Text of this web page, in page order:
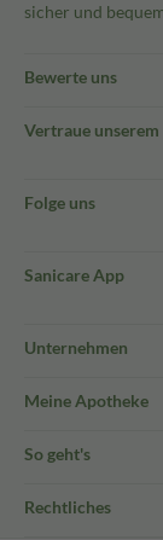
sicher und
Bewerte uns
Vertraue
Folge uns
Sanicare App
Unternehmen
Meine Apotheke
So geht's
Rechtliches